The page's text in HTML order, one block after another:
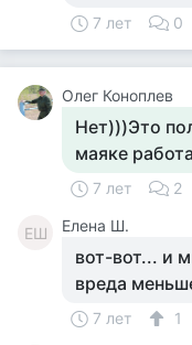
7 лет 0
Олег Коноплев
Нет)))Это
маяке
7 лет 2
ЕШ Елена Ш.
вот-вот... и
вреда
7 лет
1